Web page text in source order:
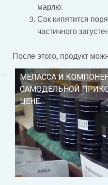
марлю.
Сок кипятится
частичного
После этого, продукт
МЕЛАССА И
САМОДЕЛЬНОЙ
ЦЕНЕ...
Смотрите это видео на